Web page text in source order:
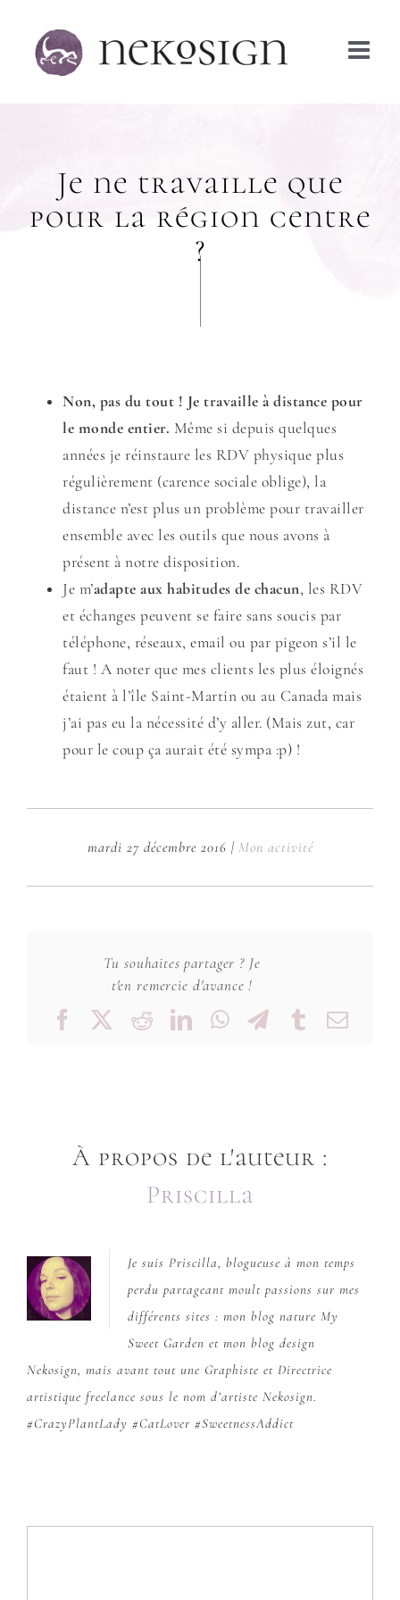
contenu
Je ne travaille que
pour la région centre
?
Non, pas du tout ! Je travaille à distance pour
le monde entier. Même si depuis quelques
années je réinstaure les RDV physique plus
régulièrement (carence sociale oblige), la
distance n’est plus un problème pour travailler
ensemble avec les outils que nous avons à
présent à notre disposition.
Je m’adapte aux habitudes de chacun, les RDV
et échanges peuvent se faire sans soucis par
téléphone, réseaux, email ou par pigeon s’il le
faut ! A noter que mes clients les plus éloignés
étaient à l’île Saint-Martin ou au Canada mais
j’ai pas eu la nécessité d’y aller. (Mais zut, car
pour le coup ça aurait été sympa :p) !
mardi 27 décembre 2016 | Mon activité
Tu souhaites partager ? Je
t'en remercie d'avance !
FacebookRedditLinkedInWhatsApp
Telegram
Tumblr
À propos de l'auteur :
Priscilla
Je suis Priscilla, blogueuse à mon temps
perdu partageant moult passions sur mes
différents sites : mon blog nature My
Sweet Garden et mon blog design
Nekosign, mais avant tout une Graphiste et Directrice
artistique freelance sous le nom d’artiste Nekosign.
#CrazyPlantLady #CatLover #SweetnessAddict